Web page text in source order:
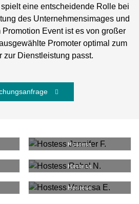
eine entscheidende Rolle bei
des Unternehmensimages und
Event ist es von großer
Promoter optimal zum
zur Dienstleistung passt.
Hostess
Hostess
Hostess